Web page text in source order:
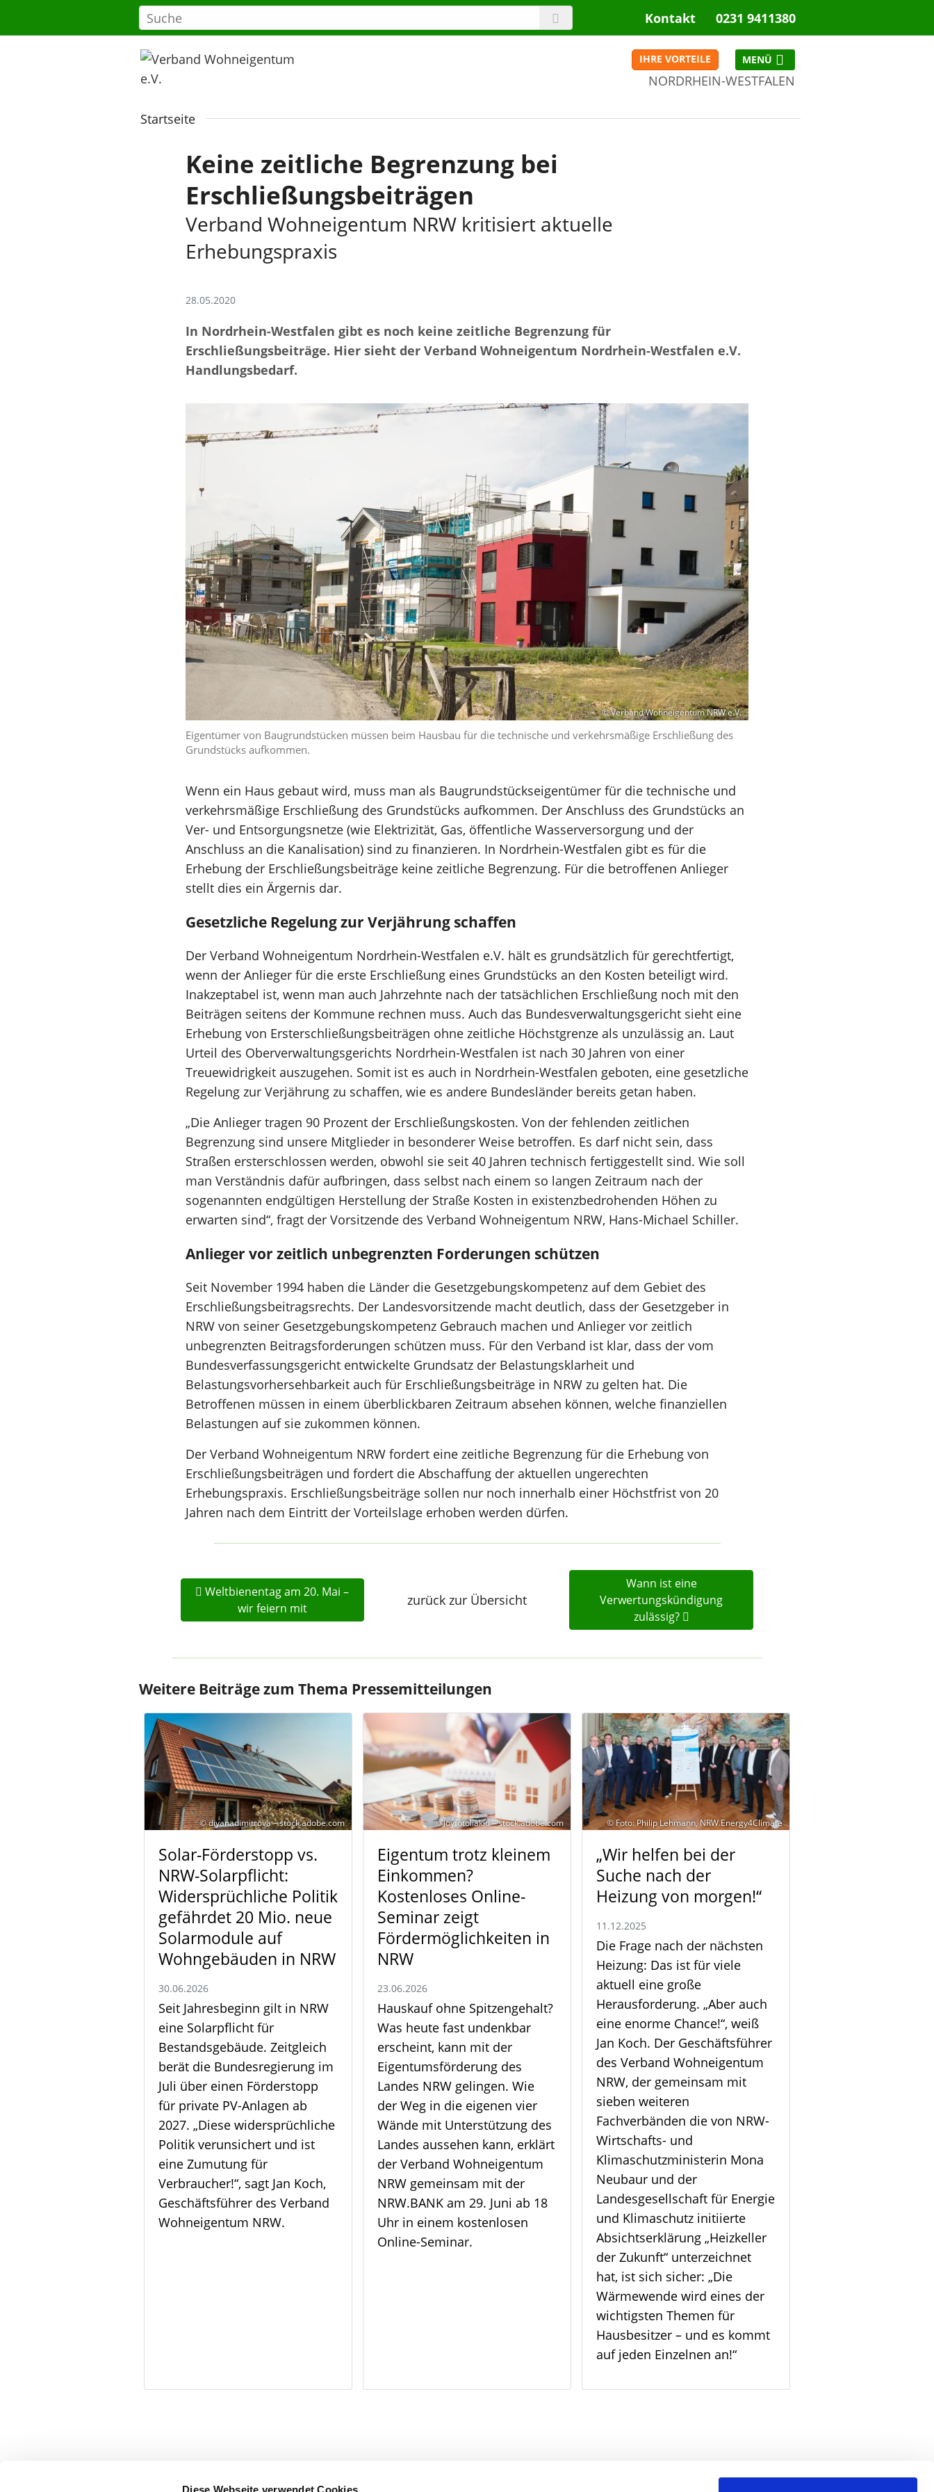
Diese Webseite verwendet Cookies
Kontakt 0231 9411380
IHRE VORTEILE
NORDRHEIN-WESTFALEN
Startseite
Keine zeitliche Begrenzung bei
Erschließungsbeiträgen
Verband Wohneigentum NRW kritisiert aktuelle
Erhebungspraxis
28.05.2020
In Nordrhein-Westfalen gibt es noch keine zeitliche Begrenzung für
Erschließungsbeiträge. Hier sieht der Verband Wohneigentum Nordrhein-Westfalen e.V.
Handlungsbedarf.
© Verband Wohneigentum NRW e.V.
Eigentümer von Baugrundstücken müssen beim Hausbau für die technische und verkehrsmäßige Erschließung des
Grundstücks aufkommen.
Wenn ein Haus gebaut wird, muss man als Baugrundstückseigentümer für die technische und
verkehrsmäßige Erschließung des Grundstücks aufkommen. Der Anschluss des Grundstücks an
Ver- und Entsorgungsnetze (wie Elektrizität, Gas, öffentliche Wasserversorgung und der
Anschluss an die Kanalisation) sind zu finanzieren. In Nordrhein-Westfalen gibt es für die
Erhebung der Erschließungsbeiträge keine zeitliche Begrenzung. Für die betroffenen Anlieger
stellt dies ein Ärgernis dar.
Gesetzliche Regelung zur Verjährung schaffen
Der Verband Wohneigentum Nordrhein-Westfalen e.V. hält es grundsätzlich für gerechtfertigt,
wenn der Anlieger für die erste Erschließung eines Grundstücks an den Kosten beteiligt wird.
Inakzeptabel ist, wenn man auch Jahrzehnte nach der tatsächlichen Erschließung noch mit den
Beiträgen seitens der Kommune rechnen muss. Auch das Bundesverwaltungsgericht sieht eine
Erhebung von Ersterschließungsbeiträgen ohne zeitliche Höchstgrenze als unzulässig an. Laut
Urteil des Oberverwaltungsgerichts Nordrhein-Westfalen ist nach 30 Jahren von einer
Treuewidrigkeit auszugehen. Somit ist es auch in Nordrhein-Westfalen geboten, eine gesetzliche
Regelung zur Verjährung zu schaffen, wie es andere Bundesländer bereits getan haben.
„Die Anlieger tragen 90 Prozent der Erschließungskosten. Von der fehlenden zeitlichen
Begrenzung sind unsere Mitglieder in besonderer Weise betroffen. Es darf nicht sein, dass
Straßen ersterschlossen werden, obwohl sie seit 40 Jahren technisch fertiggestellt sind. Wie soll
man Verständnis dafür aufbringen, dass selbst nach einem so langen Zeitraum nach der
sogenannten endgültigen Herstellung der Straße Kosten in existenzbedrohenden Höhen zu
erwarten sind“, fragt der Vorsitzende des Verband Wohneigentum NRW, Hans-Michael Schiller.
Anlieger vor zeitlich unbegrenzten Forderungen schützen
Seit November 1994 haben die Länder die Gesetzgebungskompetenz auf dem Gebiet des
Erschließungsbeitragsrechts. Der Landesvorsitzende macht deutlich, dass der Gesetzgeber in
NRW von seiner Gesetzgebungskompetenz Gebrauch machen und Anlieger vor zeitlich
unbegrenzten Beitragsforderungen schützen muss. Für den Verband ist klar, dass der vom
Bundesverfassungsgericht entwickelte Grundsatz der Belastungsklarheit und
Belastungsvorhersehbarkeit auch für Erschließungsbeiträge in NRW zu gelten hat. Die
Betroffenen müssen in einem überblickbaren Zeitraum absehen können, welche finanziellen
Belastungen auf sie zukommen können.
Der Verband Wohneigentum NRW fordert eine zeitliche Begrenzung für die Erhebung von
Erschließungsbeiträgen und fordert die Abschaffung der aktuellen ungerechten
Erhebungspraxis. Erschließungsbeiträge sollen nur noch innerhalb einer Höchstfrist von 20
Jahren nach dem Eintritt der Vorteilslage erhoben werden dürfen.
Weltbienentag am 20. Mai –
wir feiern mit
zurück zur Übersicht
Wann ist eine
Verwertungskündigung
zulässig?
Weitere Beiträge zum Thema Pressemitteilungen
© diyanadimitrova – stock.adobe.com
Solar-Förderstopp vs.
NRW-Solarpflicht:
Widersprüchliche Politik
gefährdet 20 Mio. neue
Solarmodule auf
Wohngebäuden in NRW
30.06.2026
Seit Jahresbeginn gilt in NRW
eine Solarpflicht für
Bestandsgebäude. Zeitgleich
berät die Bundesregierung im
Juli über einen Förderstopp
für private PV-Anlagen ab
2027. „Diese widersprüchliche
Politik verunsichert und ist
eine Zumutung für
Verbraucher!“, sagt Jan Koch,
Geschäftsführer des Verband
Wohneigentum NRW.
© Joyfotoliakid – stock.adobe.com
Eigentum trotz kleinem
Einkommen?
Kostenloses Online-
Seminar zeigt
Fördermöglichkeiten in
NRW
23.06.2026
Hauskauf ohne Spitzengehalt?
Was heute fast undenkbar
erscheint, kann mit der
Eigentumsförderung des
Landes NRW gelingen. Wie
der Weg in die eigenen vier
Wände mit Unterstützung des
Landes aussehen kann, erklärt
der Verband Wohneigentum
NRW gemeinsam mit der
NRW.BANK am 29. Juni ab 18
Uhr in einem kostenlosen
Online-Seminar.
© Foto: Philip Lehmann, NRW.Energy4Climate
„Wir helfen bei der
Suche nach der
Heizung von morgen!“
11.12.2025
Die Frage nach der nächsten
Heizung: Das ist für viele
aktuell eine große
Herausforderung. „Aber auch
eine enorme Chance!“, weiß
Jan Koch. Der Geschäftsführer
des Verband Wohneigentum
NRW, der gemeinsam mit
sieben weiteren
Fachverbänden die von NRW-
Wirtschafts- und
Klimaschutzministerin Mona
Neubaur und der
Landesgesellschaft für Energie
und Klimaschutz initiierte
Absichtserklärung „Heizkeller
der Zukunft“ unterzeichnet
hat, ist sich sicher: „Die
Wärmewende wird eines der
wichtigsten Themen für
Hausbesitzer – und es kommt
auf jeden Einzelnen an!“